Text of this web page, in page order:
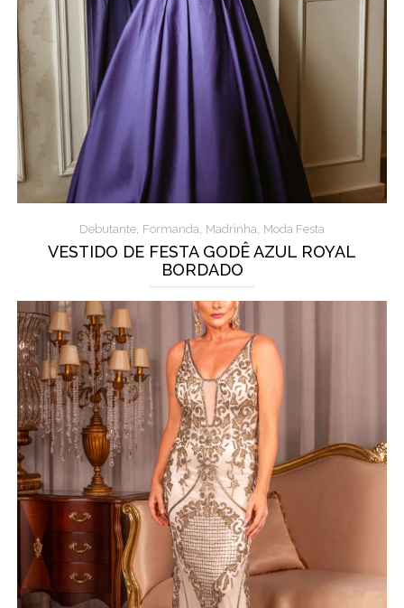
Debutante, Formanda, Madrinha, Moda Festa
VESTIDO DE FESTA GODÊ AZUL ROYAL
BORDADO